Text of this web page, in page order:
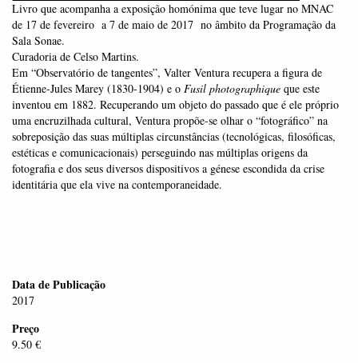
Livro que acompanha a exposição homónima que teve lugar no MNAC
de 17 de fevereiro a 7 de maio de 2017 no âmbito da Programação da
Sala Sonae.
Curadoria de Celso Martins.
Em “Observatório de tangentes”, Valter Ventura recupera a figura de
Étienne-Jules Marey (1830-1904) e o Fusil photographique que este
inventou em 1882. Recuperando um objeto do passado que é ele próprio
uma encruzilhada cultural, Ventura propõe-se olhar o “fotográfico” na
sobreposição das suas múltiplas circunstâncias (tecnológicas, filosóficas,
estéticas e comunicacionais) perseguindo nas múltiplas origens da
fotografia e dos seus diversos dispositivos a génese escondida da crise
identitária que ela vive na contemporaneidade.
Data de Publicação
2017
Preço
9.50 €